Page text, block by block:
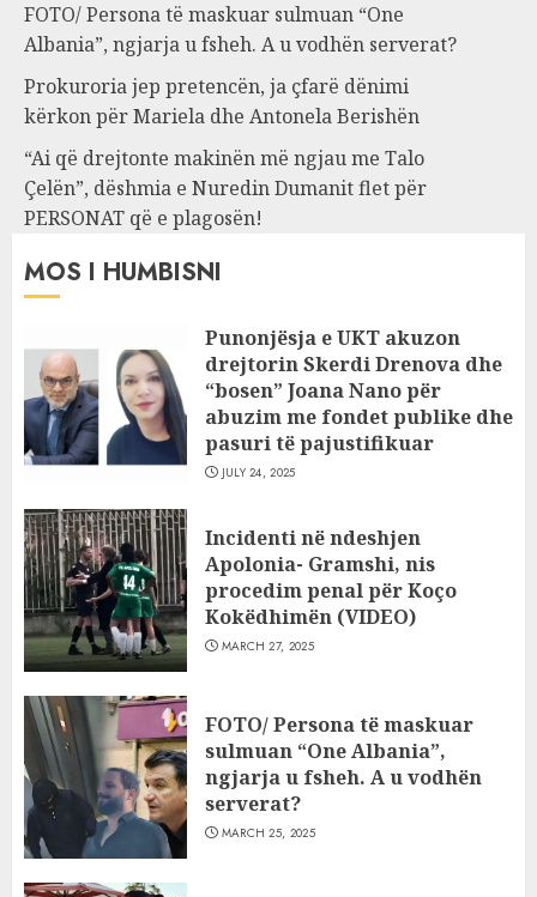
FOTO/ Persona të maskuar sulmuan “One
Albania”, ngjarja u fsheh. A u vodhën serverat?
Prokuroria jep pretencën, ja çfarë dënimi
kërkon për Mariela dhe Antonela Berishën
“Ai që drejtonte makinën më ngjau me Talo
Çelën”, dëshmia e Nuredin Dumanit flet për
PERSONAT që e plagosën!
MOS I HUMBISNI
Punonjësja e UKT akuzon
drejtorin Skerdi Drenova dhe
“bosen” Joana Nano për
abuzim me fondet publike dhe
pasuri të pajustifikuar
JULY 24, 2025
Incidenti në ndeshjen
Apolonia- Gramshi, nis
procedim penal për Koço
Kokëdhimën (VIDEO)
MARCH 27, 2025
FOTO/ Persona të maskuar
sulmuan “One Albania”,
ngjarja u fsheh. A u vodhën
serverat?
MARCH 25, 2025